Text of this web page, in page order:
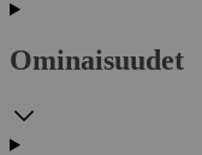
Ominaisuudet